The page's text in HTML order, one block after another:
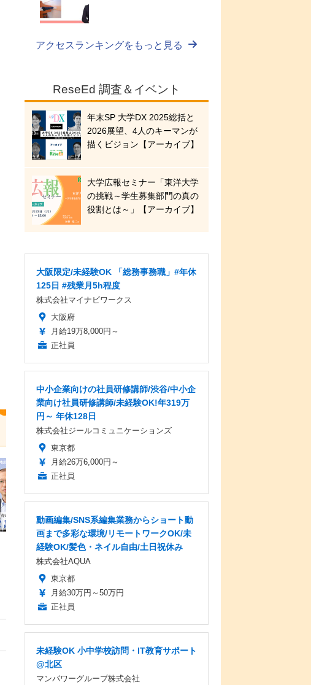
アクセスランキングをもっと見る
ReseEd 調査＆イベント
年末SP 大学DX 2025総括と
2026展望、4人のキーマンが
描くビジョン【アーカイブ】
大学広報セミナー「東洋大学
の挑戦～学生募集部門の真の
役割とは～」【アーカイブ】
大阪限定/未経験OK 「総務事務職」#年休
125日 #残業月5h程度
株式会社マイナビワークス
大阪府
月給19万8,000円～
正社員
中小企業向けの社員研修講師/渋谷/中小企
業向け社員研修講師/未経験OK!年319万
円～ 年休128日
株式会社ジールコミュニケーションズ
東京都
月給26万6,000円～
正社員
動画編集/SNS系編集業務からショート動
画まで多彩な環境/リモートワークOK/未
経験OK/髪色・ネイル自由/土日祝休み
株式会社AQUA
東京都
月給30万円～50万円
正社員
未経験OK 小中学校訪問・IT教育サポート
@北区
マンパワーグループ株式会社